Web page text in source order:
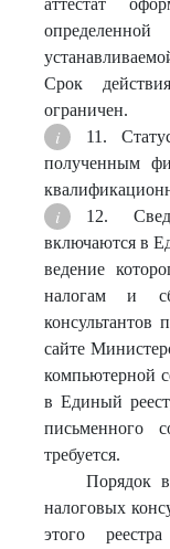
аттестат
Срок
ограничен.
11.
полученным
12.
включаются в
ведение
налогам и
сайте
компьютерной
в Единый
письменного
требуется.
Порядок
налоговых
этого